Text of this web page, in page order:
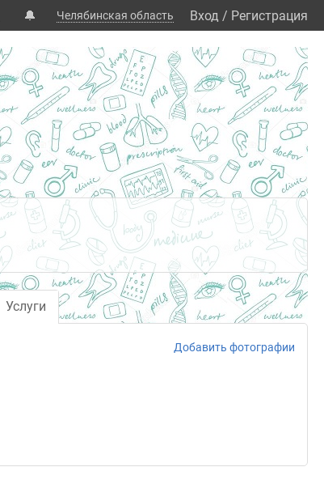
🔔 Челябинская область Вход / Регистрация
Услуги
Добавить фотографии